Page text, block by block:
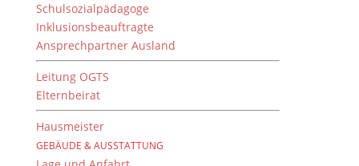
Schulsozialpädagoge
Inklusionsbeauftragte
Ansprechpartner Ausland
Leitung OGTS
Elternbeirat
Hausmeister
GEBÄUDE & AUSSTATTUNG
Leo(n) Robertum
sequitur
vonDientzenhofer-Gymnasium|23. Januar 2015